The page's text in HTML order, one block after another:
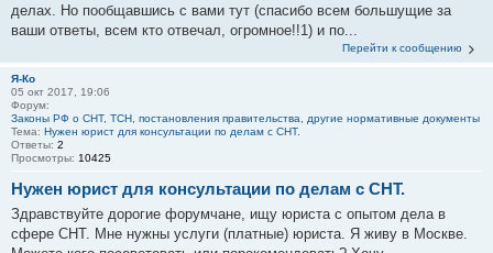
делах. Но пообщавшись с вами тут (спасибо всем большущие за
ваши ответы, всем кто отвечал, огромное!!1) и по...
Перейти к сообщению
Я-Ко
05 окт 2017, 19:06
Форум:
Законы РФ о СНТ, ТСН, постановления правительства, другие нормативные документы
Тема: Нужен юрист для консультации по делам с СНТ.
Ответы: 2
Просмотры: 10425
Нужен юрист для консультации по делам с СНТ.
Здравствуйте дорогие форумчане, ищу юриста с опытом дела в
сфере СНТ. Мне нужны услуги (платные) юриста. Я живу в Москве.